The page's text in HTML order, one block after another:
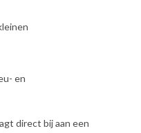
en
direct bij aan een